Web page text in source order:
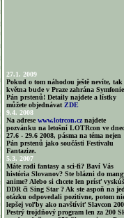
27.1. 2009
Pokud o tom náhodou ještě nevíte, tak
května bude v Praze zahrána Symfonie
Pán prstenů! Detaily najdete a lístky
můžete objednávat ZDE
9.4. 2008
Na adrese www.lotrcon.cznajdete
pozvánku na letošní LOTRcon ve
27.6 - 29.6 2008, pásma na téma nejen
Pán prstenů jako součásti Festivalu
Fantazize.
5.3. 2007
Máte radi fantasy a sci-fi? Baví Vás
história Slovanov? Ste blázni do
anime? Alebo si chcete len prísť
DDR či Sing Star ? Ak ste aspoň na
otázku odpovedali pozitívne, potom
lepšej voľby ako navštíviť Slavcon
Pestrý trojdňový program len za 200